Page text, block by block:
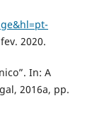
2020.
In: A
2016a, pp.